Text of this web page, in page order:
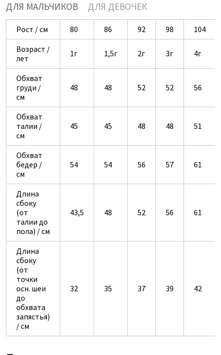
ДЛЯ МАЛЬЧИКОВ ДЛЯ ДЕВОЧЕК
Рост / см 80 86 92 98
104
Возраст /
лет
1г 1,5г 2г 3г 4г
Обхват
груди /
см
48 48 52 52 56
Обхват
талии /
см
45 45 48 48 51
Обхват
бедер /
см
54 54 56 57 61
Длина
сбоку
(от
талии до
пола) / см
43,5 48 52 56 61
Длина
сбоку
(от
точки
осн. шеи
до
обхвата
запястья)
/ см
32 35 37 39 42